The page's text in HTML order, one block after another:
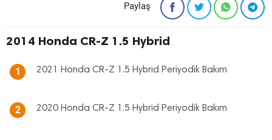
Paylaş
2014 Honda CR-Z 1.5 Hybrid
1 2021 Honda CR-Z 1.5 Hybrid Periyodik Bakım
2 2020 Honda CR-Z 1.5 Hybrid Periyodik Bakım